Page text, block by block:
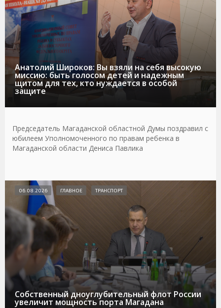
Анатолий Широков: Вы взяли на себя высокую
миссию: быть голосом детей и надежным
щитом для тех, кто нуждается в особой
защите
Председатель Магаданской областной Думы поздравил с
юбилеем Уполномоченного по правам ребенка в
Магаданской области Дениса Павлика
Собственный дноуглубительный флот России
увеличит мощность порта Магадана
06.08.2026 ГЛАВНОЕ ТРАНСПОРТ